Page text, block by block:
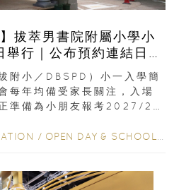
拔萃男書院附屬小學小
行｜公布預約連結日期
附小／DBSPD）小一入學簡
每年均備受家長關注，入場
準備為小朋友報考2027/28
/ OPEN DAY & SCHOOL EVENTS